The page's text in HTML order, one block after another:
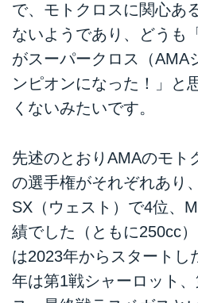
で、モトクロスに関心あ
ないようであり、どうも
がスーパークロス（AMA
ンピオンになった！」と
くないみたいです。
先述のとおりAMAのモト
の選手権がそれぞれあり
SX（ウェスト）で4位、
績でした（ともに250cc
は2023年からスタートし
年は第1戦シャーロット